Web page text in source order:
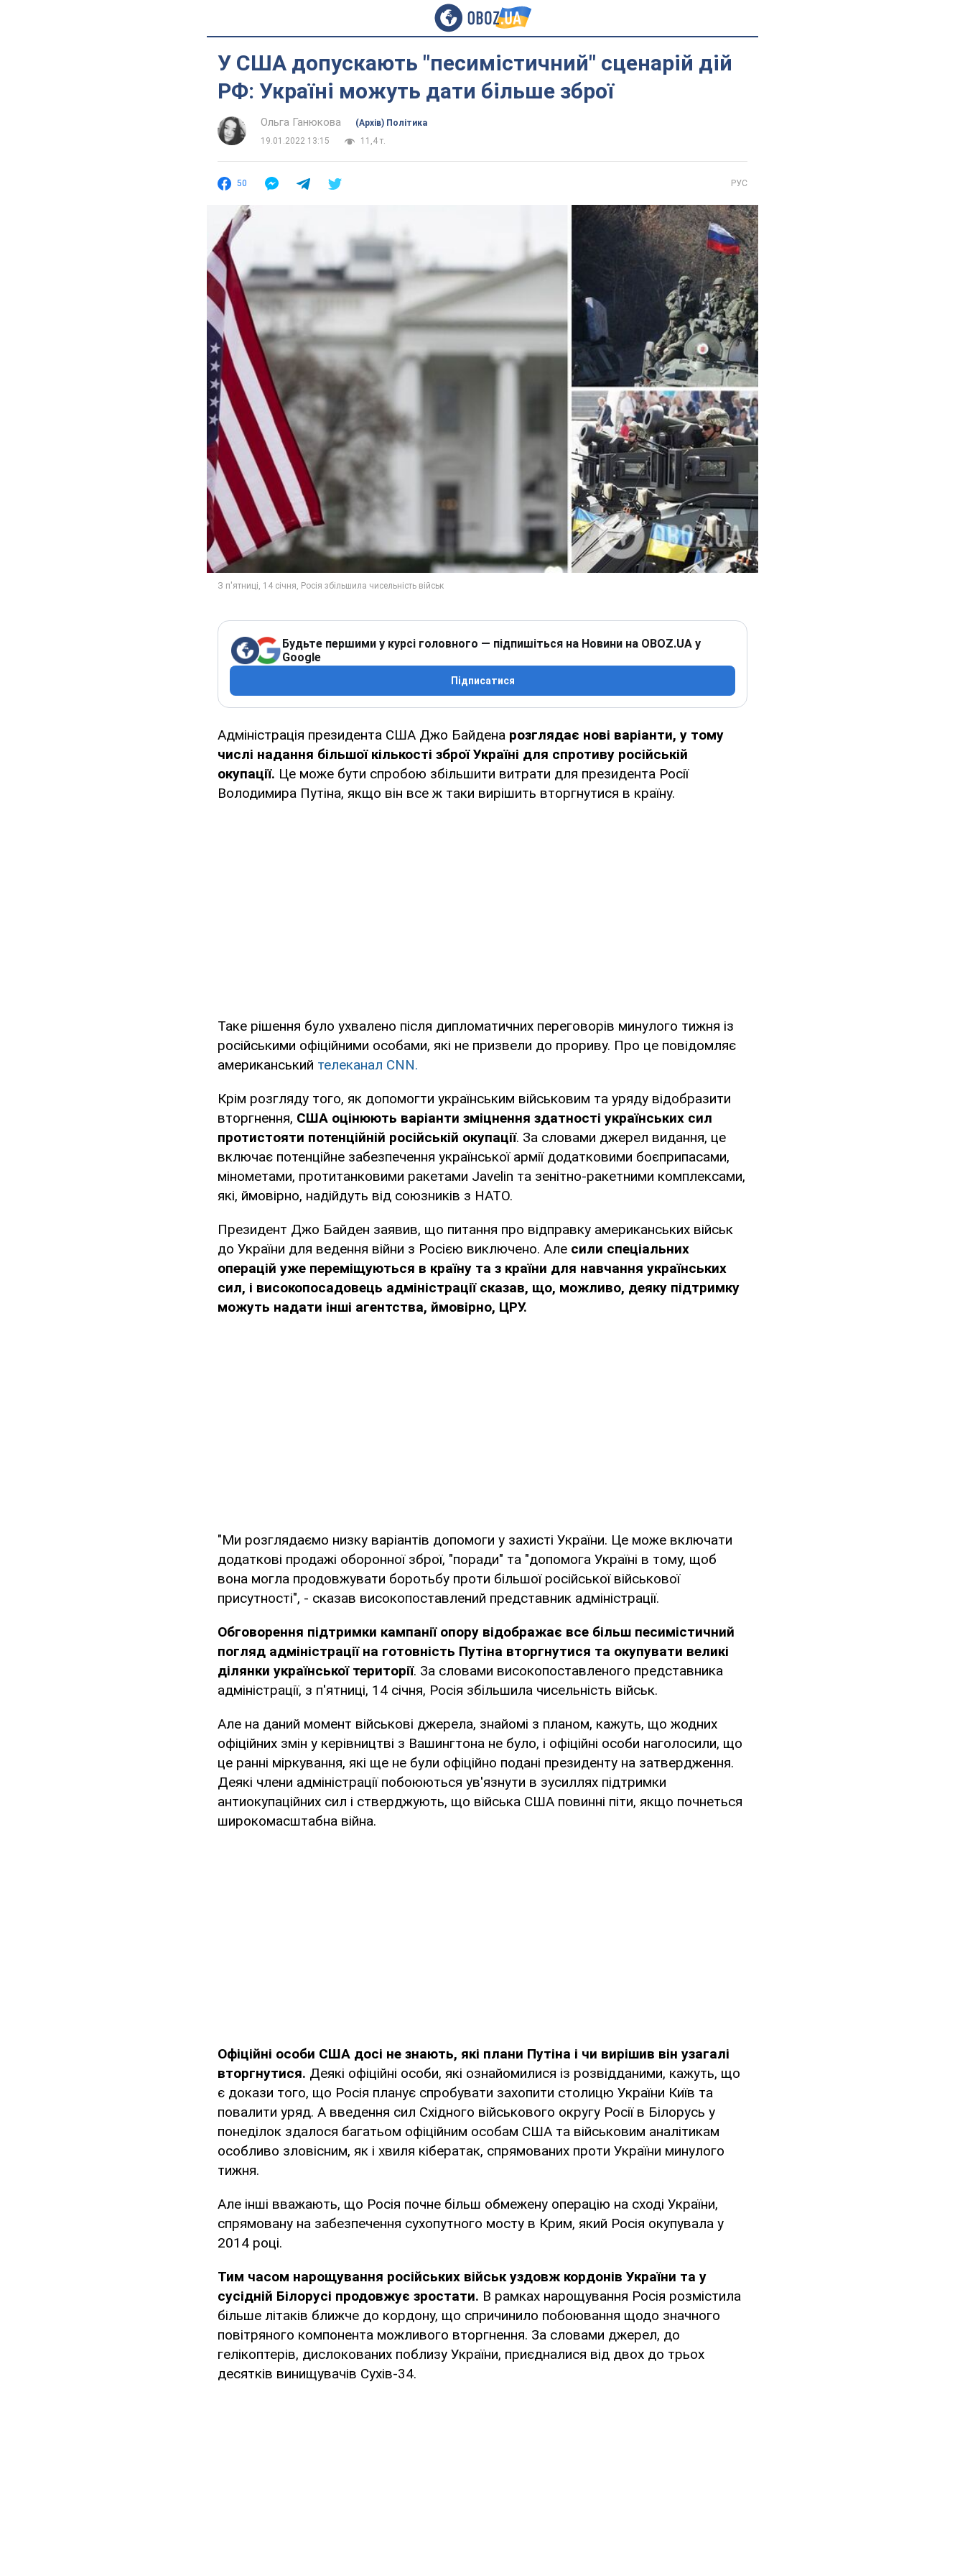
У США допускають "песимістичний" сценарій дій
РФ: Україні можуть дати більше зброї
Ольга Ганюкова
(Архів) Політика
19.01.2022 13:15
11,4 т.
50 РУС
Будьте першими у курсі головного — підпишіться на Новини на OBOZ.UA у
Google
Підписатися
Адміністрація президента США Джо Байдена розглядає нові варіанти, у тому
числі надання більшої кількості зброї Україні для спротиву російській
окупації. Це може бути спробою збільшити витрати для президента Росії
Володимира Путіна, якщо він все ж таки вирішить вторгнутися в країну.
Таке рішення було ухвалено після дипломатичних переговорів минулого тижня із
російськими офіційними особами, які не призвели до прориву. Про це повідомляє
американський телеканал CNN.
Крім розгляду того, як допомогти українським військовим та уряду відобразити
вторгнення, США оцінюють варіанти зміцнення здатності українських сил
протистояти потенційній російській окупації. За словами джерел видання, це
включає потенційне забезпечення української армії додатковими боєприпасами,
мінометами, протитанковими ракетами Javelin та зенітно-ракетними комплексами,
які, ймовірно, надійдуть від союзників з НАТО.
Президент Джо Байден заявив, що питання про відправку американських військ
до України для ведення війни з Росією виключено. Але сили спеціальних
операцій уже переміщуються в країну та з країни для навчання українських
сил, і високопосадовець адміністрації сказав, що, можливо, деяку підтримку
можуть надати інші агентства, ймовірно, ЦРУ.
"Ми розглядаємо низку варіантів допомоги у захисті України. Це може включати
додаткові продажі оборонної зброї, "поради" та "допомога Україні в тому, щоб
вона могла продовжувати боротьбу проти більшої російської військової
присутності", - сказав високопоставлений представник адміністрації.
Обговорення підтримки кампанії опору відображає все більш песимістичний
погляд адміністрації на готовність Путіна вторгнутися та окупувати великі
ділянки української території. За словами високопоставленого представника
адміністрації, з п'ятниці, 14 січня, Росія збільшила чисельність військ.
Але на даний момент військові джерела, знайомі з планом, кажуть, що жодних
офіційних змін у керівництві з Вашингтона не було, і офіційні особи наголосили, що
це ранні міркування, які ще не були офіційно подані президенту на затвердження.
Деякі члени адміністрації побоюються ув'язнути в зусиллях підтримки
антиокупаційних сил і стверджують, що війська США повинні піти, якщо почнеться
широкомасштабна війна.
Офіційні особи США досі не знають, які плани Путіна і чи вирішив він узагалі
вторгнутися. Деякі офіційні особи, які ознайомилися із розвідданими, кажуть, що
є докази того, що Росія планує спробувати захопити столицю України Київ та
повалити уряд. А введення сил Східного військового округу Росії в Білорусь у
понеділок здалося багатьом офіційним особам США та військовим аналітикам
особливо зловісним, як і хвиля кібератак, спрямованих проти України минулого
тижня.
Але інші вважають, що Росія почне більш обмежену операцію на сході України,
спрямовану на забезпечення сухопутного мосту в Крим, який Росія окупувала у
2014 році.
Тим часом нарощування російських військ уздовж кордонів України та у
сусідній Білорусі продовжує зростати. В рамках нарощування Росія розмістила
більше літаків ближче до кордону, що спричинило побоювання щодо значного
повітряного компонента можливого вторгнення. За словами джерел, до
гелікоптерів, дислокованих поблизу України, приєдналися від двох до трьох
десятків винищувачів Сухів-34.